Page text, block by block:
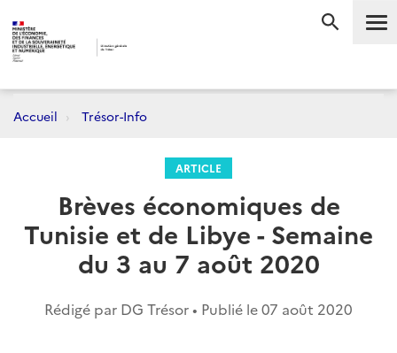
Accueil Trésor-Info
ARTICLE
Brèves économiques de
Tunisie et de Libye - Semaine
du 3 au 7 août 2020
Rédigé par DG Trésor • Publié le07 août 2020